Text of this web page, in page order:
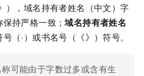
），域名持有者姓名（中文）字
保持严格一致；域名持有者姓名
（·）或书名号（《》）符号。
可能由于字数过多或含有生